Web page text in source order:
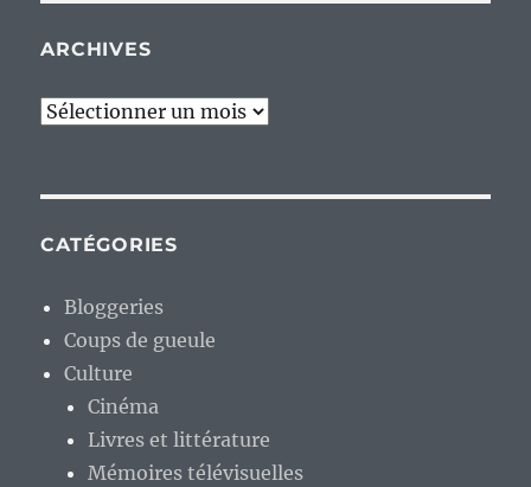
ARCHIVES
Archives
CATÉGORIES
Bloggeries
Coups de gueule
Culture
Cinéma
Livres et littérature
Mémoires télévisuelles